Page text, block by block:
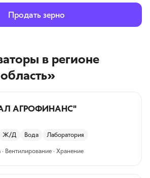
Продать зерно
в регионе
АГРОФИНАНС"
Ж/Д Вода Лаборатория
Вентилирование · Хранение